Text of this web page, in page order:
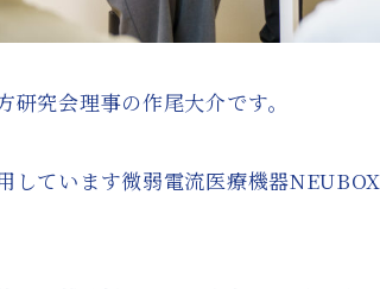
究会理事の作尾大介です。
しています微弱電流医療機器